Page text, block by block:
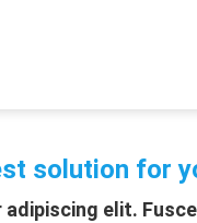
solution for
elit.